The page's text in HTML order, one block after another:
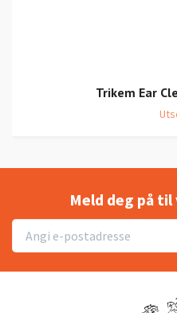
Trikem Ear
Meld deg på